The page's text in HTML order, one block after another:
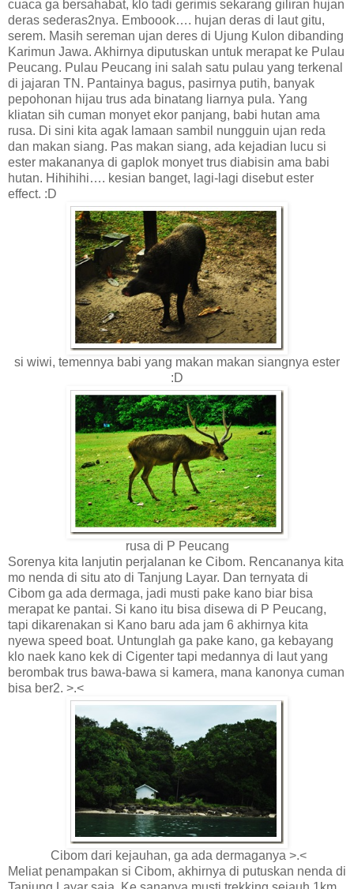
cuaca ga bersahabat, klo tadi gerimis sekarang giliran hujan
deras sederas2nya. Emboook…. hujan deras di laut gitu,
serem. Masih sereman ujan deres di Ujung Kulon dibanding
Karimun Jawa. Akhirnya diputuskan untuk merapat ke Pulau
Peucang. Pulau Peucang ini salah satu pulau yang terkenal
di jajaran TN. Pantainya bagus, pasirnya putih, banyak
pepohonan hijau trus ada binatang liarnya pula. Yang
kliatan sih cuman monyet ekor panjang, babi hutan ama
rusa. Di sini kita agak lamaan sambil nungguin ujan reda
dan makan siang. Pas makan siang, ada kejadian lucu si
ester makananya di gaplok monyet trus diabisin ama babi
hutan. Hihihihi…. kesian banget, lagi-lagi disebut ester
effect. :D
si wiwi, temennya babi yang makan makan siangnya ester
:D
rusa di P Peucang
Sorenya kita lanjutin perjalanan ke Cibom. Rencananya kita
mo nenda di situ ato di Tanjung Layar. Dan ternyata di
Cibom ga ada dermaga, jadi musti pake kano biar bisa
merapat ke pantai. Si kano itu bisa disewa di P Peucang,
tapi dikarenakan si Kano baru ada jam 6 akhirnya kita
nyewa speed boat. Untunglah ga pake kano, ga kebayang
klo naek kano kek di Cigenter tapi medannya di laut yang
berombak trus bawa-bawa si kamera, mana kanonya cuman
bisa ber2. >.<
Cibom dari kejauhan, ga ada dermaganya >.<
Meliat penampakan si Cibom, akhirnya di putuskan nenda di